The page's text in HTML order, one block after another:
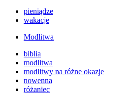
pieniądze
wakacje
Modlitwa
biblia
modlitwa
modlitwy na różne okazje
nowenna
różaniec